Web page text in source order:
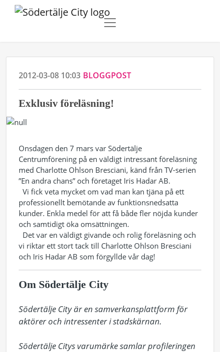
2012-03-08 10:03 BLOGGPOST
Exklusiv föreläsning!
Onsdagen den 7 mars var Södertälje
Centrumförening på en väldigt intressant föreläsning
med Charlotte Ohlson Bresciani, känd från TV-serien
”En andra chans” och företaget Iris Hadar AB.
Vi fick veta mycket om vad man kan tjäna på ett
professionellt bemötande av funktionsnedsatta
kunder. Enkla medel för att få både fler nöjda kunder
och samtidigt öka omsättningen.
Det var en väldigt givande och rolig föreläsning och
vi riktar ett stort tack till Charlotte Ohlson Bresciani
och Iris Hadar AB som förgyllde vår dag!
Om Södertälje City
Södertälje City är en samverkansplattform för
aktörer och intressenter i stadskärnan.
Södertälje Citys varumärke samlar profileringen